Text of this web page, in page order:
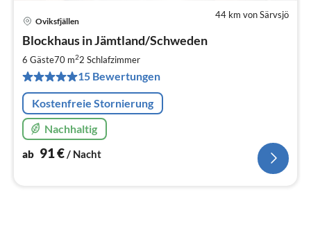
44 km von Särvsjö
Oviksfjällen
Blockhaus in Jämtland/Schweden
6 Gäste70 m22 Schlafzimmer
15 Bewertungen
Kostenfreie Stornierung
Nachhaltig
ab 91€/ Nacht